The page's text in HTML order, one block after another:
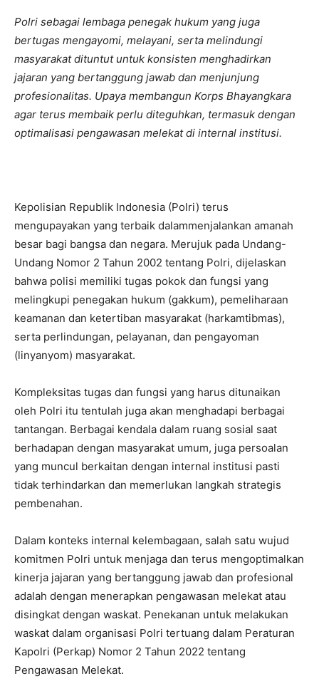
Polri sebagai lembaga penegak hukum yang juga
bertugas mengayomi, melayani, serta melindungi
masyarakat dituntut untuk konsisten menghadirkan
jajaran yang bertanggung jawab dan menjunjung
profesionalitas. Upaya membangun Korps Bhayangkara
agar terus membaik perlu diteguhkan, termasuk dengan
optimalisasi pengawasan melekat di internal institusi.
Kepolisian Republik Indonesia (Polri) terus
mengupayakan yang terbaik dalammenjalankan amanah
besar bagi bangsa dan negara. Merujuk pada Undang-
Undang Nomor 2 Tahun 2002 tentang Polri, dijelaskan
bahwa polisi memiliki tugas pokok dan fungsi yang
melingkupi penegakan hukum (gakkum), pemeliharaan
keamanan dan ketertiban masyarakat (harkamtibmas),
serta perlindungan, pelayanan, dan pengayoman
(linyanyom) masyarakat.
Kompleksitas tugas dan fungsi yang harus ditunaikan
oleh Polri itu tentulah juga akan menghadapi berbagai
tantangan. Berbagai kendala dalam ruang sosial saat
berhadapan dengan masyarakat umum, juga persoalan
yang muncul berkaitan dengan internal institusi pasti
tidak terhindarkan dan memerlukan langkah strategis
pembenahan.
Dalam konteks internal kelembagaan, salah satu wujud
komitmen Polri untuk menjaga dan terus mengoptimalkan
kinerja jajaran yang bertanggung jawab dan profesional
adalah dengan menerapkan pengawasan melekat atau
disingkat dengan waskat. Penekanan untuk melakukan
waskat dalam organisasi Polri tertuang dalam Peraturan
Kapolri (Perkap) Nomor 2 Tahun 2022 tentang
Pengawasan Melekat.